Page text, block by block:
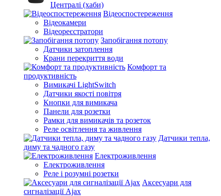
Централі (хаби)
Відеоспостереження
Відеокамери
Відеореєстратори
Запобігання потопу
Датчики затоплення
Крани перекриття води
Комфорт та
продуктивність
Вимикачі LightSwitch
Датчики якості повітря
Кнопки для вимикача
Панели для розетки
Рамки для вимикачів та розеток
Реле освітлення та живлення
Датчики тепла,
диму та чадного газу
Електроживлення
Електроживлення
Реле і розумні розетки
Аксесуари для
сигналізації Ajax